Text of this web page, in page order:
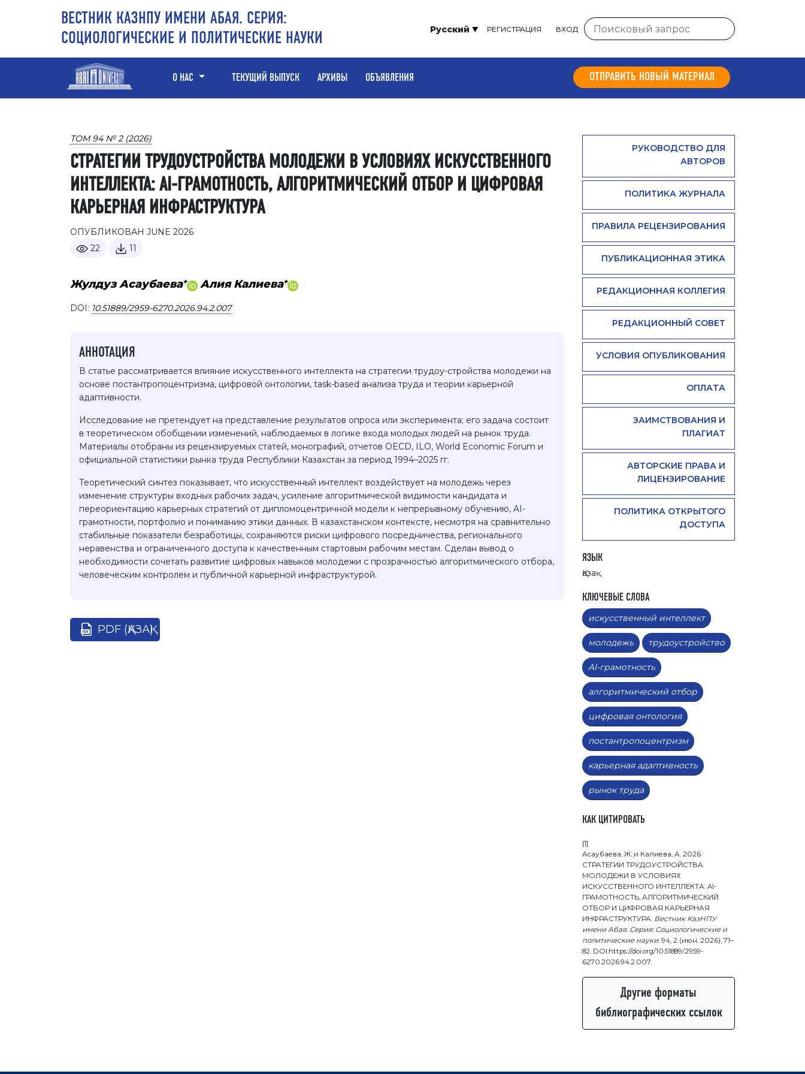
Русский РЕГИСТРАЦИЯ ВХОД
ВЕСТНИК КАЗНПУ ИМЕНИ АБАЯ. СЕРИЯ:
СОЦИОЛОГИЧЕСКИЕ И ПОЛИТИЧЕСКИЕ НАУКИ
О НАС ТЕКУЩИЙ ВЫПУСК АРХИВЫ ОБЪЯВЛЕНИЯ ОТПРАВИТЬ НОВЫЙ МАТЕРИАЛ
ТОМ 94 № 2 (2026)
СТРАТЕГИИ ТРУДОУСТРОЙСТВА МОЛОДЕЖИ В УСЛОВИЯХ ИСКУССТВЕННОГО
ИНТЕЛЛЕКТА: AI-ГРАМОТНОСТЬ, АЛГОРИТМИЧЕСКИЙ ОТБОР И ЦИФРОВАЯ
КАРЬЕРНАЯ ИНФРАСТРУКТУРА
ОПУБЛИКОВАН JUNE 2026
22
11
Жулдуз Асаубаева+ Алия Калиева+
DOI: 10.51889/2959-6270.2026.94.2.007
АННОТАЦИЯ
В статье рассматривается влияние искусственного интеллекта на стратегии трудоу-стройства молодежи на
основе постантропоцентризма, цифровой онтологии, task-based анализа труда и теории карьерной
адаптивности.
Исследование не претендует на представление результатов опроса или эксперимента; его задача состоит
в теоретическом обобщении изменений, наблюдаемых в логике входа молодых людей на рынок труда.
Материалы отобраны из рецензируемых статей, монографий, отчетов OECD, ILO, World Economic Forum и
официальной статистики рынка труда Республики Казахстан за период 1994–2025 гг.
Теоретический синтез показывает, что искусственный интеллект воздействует на молодежь через
изменение структуры входных рабочих задач, усиление алгоритмической видимости кандидата и
переориентацию карьерных стратегий от дипломоцентричной модели к непрерывному обучению, AI-
грамотности, портфолио и пониманию этики данных. В казахстанском контексте, несмотря на сравнительно
стабильные показатели безработицы, сохраняются риски цифрового посредничества, регионального
неравенства и ограниченного доступа к качественным стартовым рабочим местам. Сделан вывод о
необходимости сочетать развитие цифровых навыков молодежи с прозрачностью алгоритмического отбора,
человеческим контролем и публичной карьерной инфраструктурой.
PDF (ҚАЗАҚ)
РУКОВОДСТВО ДЛЯ
АВТОРОВ
ПОЛИТИКА ЖУРНАЛА
ПРАВИЛА РЕЦЕНЗИРОВАНИЯ
ПУБЛИКАЦИОННАЯ ЭТИКА
РЕДАКЦИОННАЯ КОЛЛЕГИЯ
РЕДАКЦИОННЫЙ СОВЕТ
УСЛОВИЯ ОПУБЛИКОВАНИЯ
ОПЛАТА
ЗАИМСТВОВАНИЯ И
ПЛАГИАТ
АВТОРСКИЕ ПРАВА И
ЛИЦЕНЗИРОВАНИЕ
ПОЛИТИКА ОТКРЫТОГО
ДОСТУПА
ЯЗЫК
Қазақ
КЛЮЧЕВЫЕ СЛОВА
искусственный интеллект
молодежь трудоустройство
AI-грамотность
алгоритмический отбор
цифровая онтология
постантропоцентризм
карьерная адаптивность
рынок труда
КАК ЦИТИРОВАТЬ
[1]
Асаубаева, Ж. и Калиева, А. 2026.
СТРАТЕГИИ ТРУДОУСТРОЙСТВА
МОЛОДЕЖИ В УСЛОВИЯХ
ИСКУССТВЕННОГО ИНТЕЛЛЕКТА: AI-
ГРАМОТНОСТЬ, АЛГОРИТМИЧЕСКИЙ
ОТБОР И ЦИФРОВАЯ КАРЬЕРНАЯ
ИНФРАСТРУКТУРА. Вестник КазНПУ
имени Абая. Серия: Социологические и
политические науки. 94, 2 (июн. 2026), 71–
82. DOI:https://doi.org/10.51889/2959-
6270.2026.94.2.007.
Другие форматы
библиографических ссылок